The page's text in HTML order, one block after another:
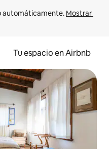
automáticamente. Mostrar
Tu espacio en Airbnb